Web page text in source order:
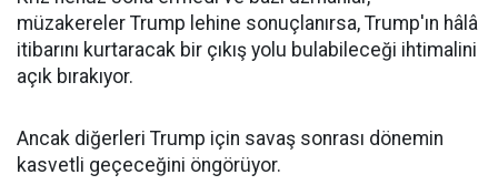
müzakereler Trump lehine sonuçlanırsa, Trump'ın hâlâ
itibarını kurtaracak bir çıkış yolu bulabileceği ihtimalini
açık bırakıyor.
Ancak diğerleri Trump için savaş sonrası dönemin
kasvetli geçeceğini öngörüyor.